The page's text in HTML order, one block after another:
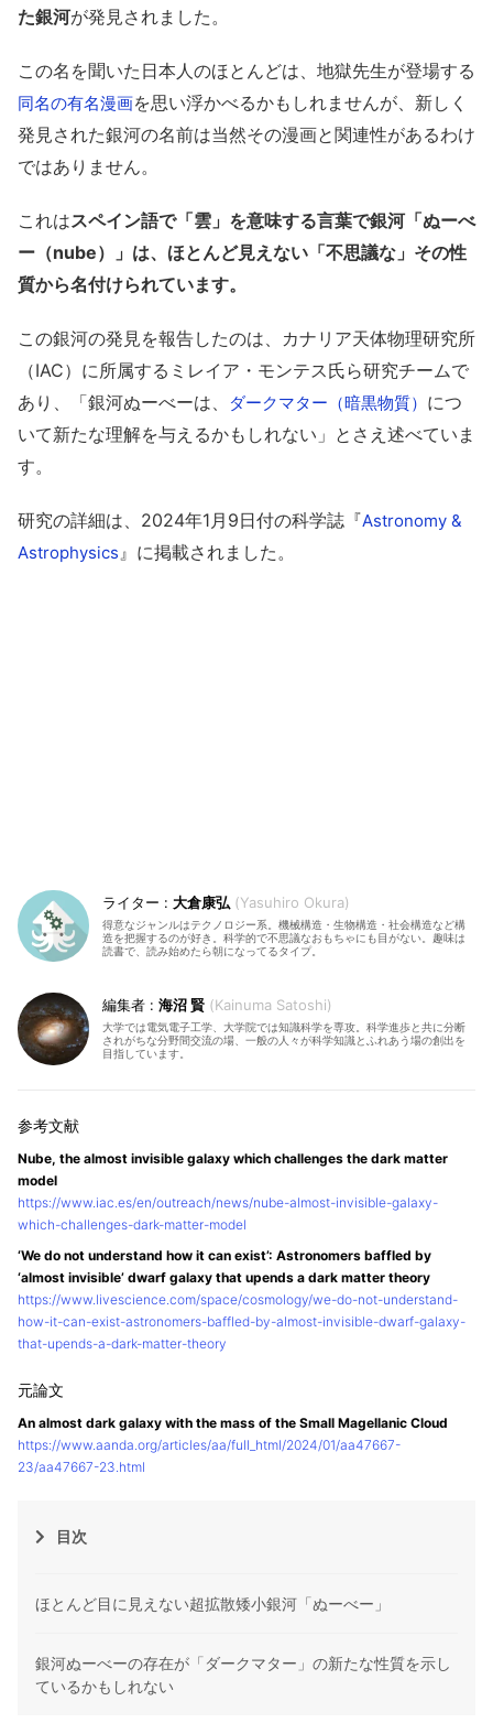
た銀河が発見されました。
この名を聞いた日本人のほとんどは、地獄先生が登場する
同名の有名漫画を思い浮かべるかもしれませんが、新しく
発見された銀河の名前は当然その漫画と関連性があるわけ
ではありません。
これはスペイン語で「雲」を意味する言葉で銀河「ぬーべ
ー（nube）」は、ほとんど見えない「不思議な」その性
質から名付けられています。
この銀河の発見を報告したのは、カナリア天体物理研究所
（IAC）に所属するミレイア・モンテス氏ら研究チームで
あり、「銀河ぬーべーは、
ダークマター（暗黒物質） につ
いて新たな理解を与えるかもしれない」とさえ述べていま
す。
研究の詳細は、2024年1月9日付の科学誌『Astronomy &
Astrophysics』に掲載されました。
大倉康弘 Yasuhiro Okura
得意なジャンルはテクノロジー系。機械構造・生物構造・社会構造など構
造を把握するのが好き。科学的で不思議なおもちゃにも目がない。趣味は
読書で、読み始めたら朝になってるタイプ。
海沼 賢 Kainuma Satoshi
大学では電気電子工学、大学院では知識科学を専攻。科学進歩と共に分断
されがちな分野間交流の場、一般の人々が科学知識とふれあう場の創出を
目指しています。
Nube, the almost invisible galaxy which challenges the dark matter
model
https://www.iac.es/en/outreach/news/nube-almost-invisible-galaxy-
which-challenges-dark-matter-model
‘We do not understand how it can exist’: Astronomers baffled by
‘almost invisible’ dwarf galaxy that upends a dark matter theory
https://www.livescience.com/space/cosmology/we-do-not-understand-
how-it-can-exist-astronomers-baffled-by-almost-invisible-dwarf-galaxy-
that-upends-a-dark-matter-theory
An almost dark galaxy with the mass of the Small Magellanic Cloud
https://www.aanda.org/articles/aa/full_html/2024/01/aa47667-
23/aa47667-23.html
目次
ほとんど目に見えない超拡散矮小銀河「ぬーべー」
銀河ぬーべーの存在が「ダークマター」の新たな性質を示し
ているかもしれない